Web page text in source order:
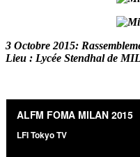
3 Octobre 2015:
Lieu : Lycée Stendhal de